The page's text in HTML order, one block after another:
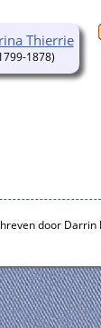
Thierrie
1878)
door Darrin